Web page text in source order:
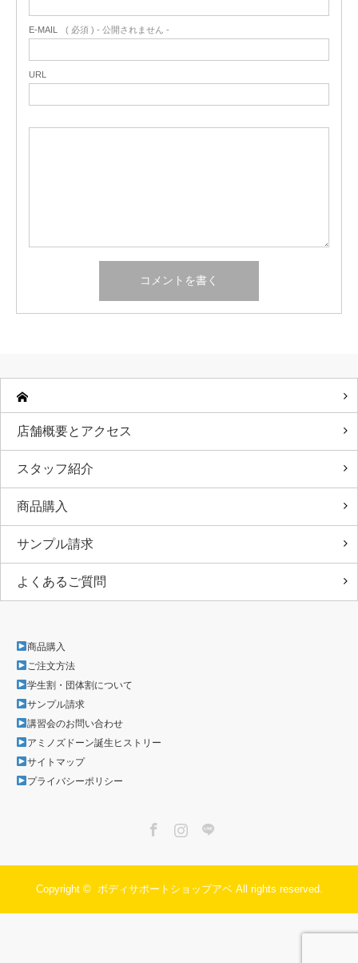
E-MAIL ( 必須 ) - 公開されません -
URL
店舗概要とアクセス
スタッフ紹介
商品購入
サンプル請求
よくあるご質問
商品購入
ご注文方法
学生割・団体割について
サンプル請求
講習会のお問い合わせ
アミノズドーン誕生ヒストリー
サイトマップ
プライバシーポリシー
Copyright © ボディサポートショップアベAll rights reserved.